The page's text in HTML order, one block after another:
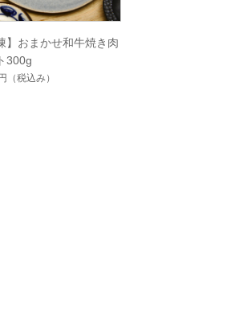
】おまかせ和牛焼き肉
300g
（税込み）